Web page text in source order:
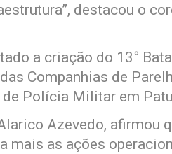
destacou o
a criação do 13°
Companhias de
de Polícia Militar em
Azevedo, afirmou
mais as ações